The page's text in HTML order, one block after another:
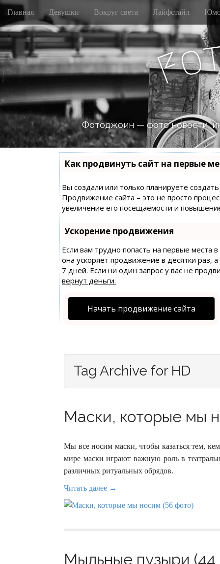
M
i
n
m
e
n
u
S
i
p
t
o
c
o
n
t
e
Главная Девушки Вокруг света Лайфстайл
Fo
Фотоджоин — фото новости,
Как продвинуть сайт на первые
Вы создали или только планируете
Продвижение сайта – это не просто
увеличение его посещаемости и
Ускорение продвижения
Если вам трудно попасть на первые места
она ускоряет продвижение в десятки раз,
7 дней. Если ни один запрос у вас не
вернут деньги.
Начать продвижение сайта
Tag Archive for HD
Маски, которые мы
Мы все носим маски, чтобы казаться тем,
мире маски играют важную роль в
различных ритуальных обрядов.
Читать далее →
Мыльные пузыри (44